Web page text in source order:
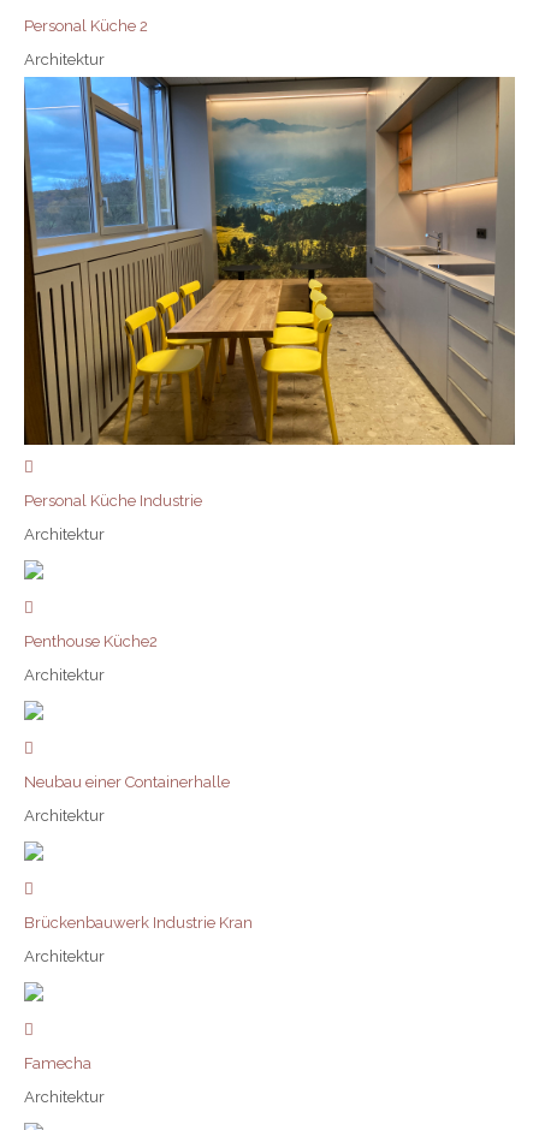
Personal Küche 2
Architektur
Personal Küche Industrie
Architektur
Penthouse Küche2
Architektur
Neubau einer Containerhalle
Architektur
Brückenbauwerk Industrie Kran
Architektur
Famecha
Architektur